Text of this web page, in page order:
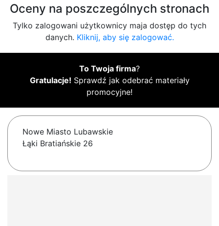
Oceny na poszczególnych stronach
Tylko zalogowani użytkownicy maja dostęp do tych
danych. Kliknij, aby się zalogować.
To Twoja firma?
Gratulacje! Sprawdź jak odebrać materiały
promocyjne!
Nowe Miasto Lubawskie
Łąki Bratiańskie 26